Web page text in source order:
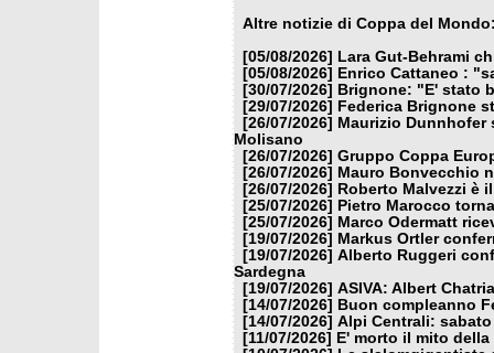
Altre notizie di Coppa del
[05/08/2026]
Lara Gut-Behrami
[05/08/2026]
Enrico Cattaneo :
[30/07/2026]
Brignone: "E' stato
[29/07/2026]
Federica Brignone
[26/07/2026] Maurizio Dunnhofer
Molisano
[26/07/2026] Gruppo Coppa
[26/07/2026] Mauro Bonvecchio
[26/07/2026]
Roberto Malvezzi è
[25/07/2026]
Pietro Marocco
[25/07/2026] Marco Odermatt
[19/07/2026] Markus Ortler
[19/07/2026] Alberto Ruggeri
Sardegna
[19/07/2026] ASIVA: Albert
[14/07/2026]
Buon compleanno
[14/07/2026] Alpi Centrali:
[11/07/2026]
E' morto il mito